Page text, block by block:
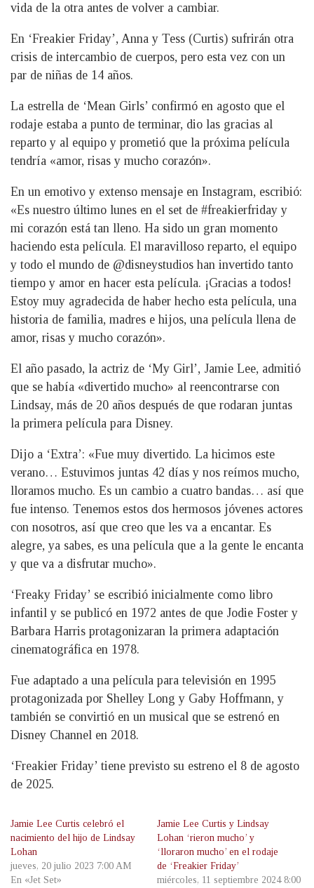
vida de la otra antes de volver a cambiar.
En ‘Freakier Friday’, Anna y Tess (Curtis) sufrirán otra
crisis de intercambio de cuerpos, pero esta vez con un
par de niñas de 14 años.
La estrella de ‘Mean Girls’ confirmó en agosto que el
rodaje estaba a punto de terminar, dio las gracias al
reparto y al equipo y prometió que la próxima película
tendría «amor, risas y mucho corazón».
En un emotivo y extenso mensaje en Instagram, escribió:
«Es nuestro último lunes en el set de #freakierfriday y
mi corazón está tan lleno. Ha sido un gran momento
haciendo esta película. El maravilloso reparto, el equipo
y todo el mundo de @disneystudios han invertido tanto
tiempo y amor en hacer esta película. ¡Gracias a todos!
Estoy muy agradecida de haber hecho esta película, una
historia de familia, madres e hijos, una película llena de
amor, risas y mucho corazón».
El año pasado, la actriz de ‘My Girl’, Jamie Lee, admitió
que se había «divertido mucho» al reencontrarse con
Lindsay, más de 20 años después de que rodaran juntas
la primera película para Disney.
Dijo a ‘Extra’: «Fue muy divertido. La hicimos este
verano… Estuvimos juntas 42 días y nos reímos mucho,
lloramos mucho. Es un cambio a cuatro bandas… así que
fue intenso. Tenemos estos dos hermosos jóvenes actores
con nosotros, así que creo que les va a encantar. Es
alegre, ya sabes, es una película que a la gente le encanta
y que va a disfrutar mucho».
‘Freaky Friday’ se escribió inicialmente como libro
infantil y se publicó en 1972 antes de que Jodie Foster y
Barbara Harris protagonizaran la primera adaptación
cinematográfica en 1978.
Fue adaptado a una película para televisión en 1995
protagonizada por Shelley Long y Gaby Hoffmann, y
también se convirtió en un musical que se estrenó en
Disney Channel en 2018.
‘Freakier Friday’ tiene previsto su estreno el 8 de agosto
de 2025.
Jamie Lee Curtis celebró el
nacimiento del hijo de Lindsay
Lohan
jueves, 20 julio 2023 7:00 AM
En «Jet Set»
Jamie Lee Curtis y Lindsay
Lohan ‘rieron mucho’ y
‘lloraron mucho’ en el rodaje
de ‘Freakier Friday’
miércoles, 11 septiembre 2024 8:00